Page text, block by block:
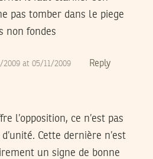
pas tomber dans le piege
non fondes
2009 at 05/11/2009 Reply
l’opposition, ce n’est pas
d’unité. Cette dernière n’est
un signe de bonne